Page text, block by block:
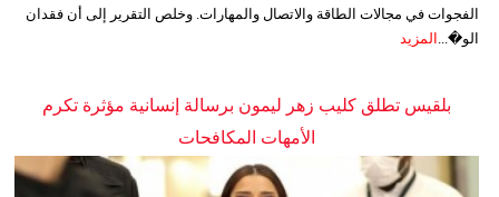
الفجوات في مجالات الطاقة والاتصال والمهارات. وخلص التقرير إلى أن فقدان
الو�...
المزيد
بلقيس تطلق كليب زهر ليمون برسالة إنسانية مؤثرة تكرم
الأمهات المكافحات